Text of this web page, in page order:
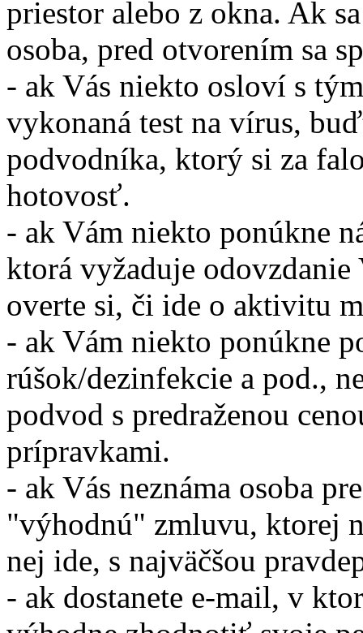
priestor alebo z okna. Ak
osoba, pred otvorením sa
- ak Vás niekto osloví s
vykonaná test na vírus,
podvodníka, ktorý si za
hotovosť.
- ak Vám niekto ponúkne
ktorá vyžaduje
overte si, či ide o aktivitu
- ak Vám niekto ponúkne
rúšok/dezinfekcie a pod.,
podvod s predraženou
prípravkami.
- ak Vás neznáma osoba
"výhodnú" zmluvu, ktorej
nej ide, s najväčšou
- ak dostanete e-mail, v